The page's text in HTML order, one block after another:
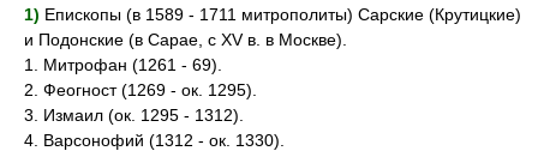
1) Епископы (в 1589 - 1711 митрополиты) Сарские (Крутицкие)
и Подонские (в Сарае, с XV в. в Москве).
1. Митрофан (1261 - 69).
2. Феогност (1269 - ок. 1295).
3. Измаил (ок. 1295 - 1312).
4. Варсонофий (1312 - ок. 1330).